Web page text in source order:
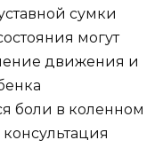
сумки
могут
движения и
боли в коленном
консультация